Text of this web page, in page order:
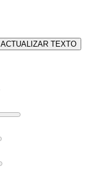
ACTUALIZAR TEXTO